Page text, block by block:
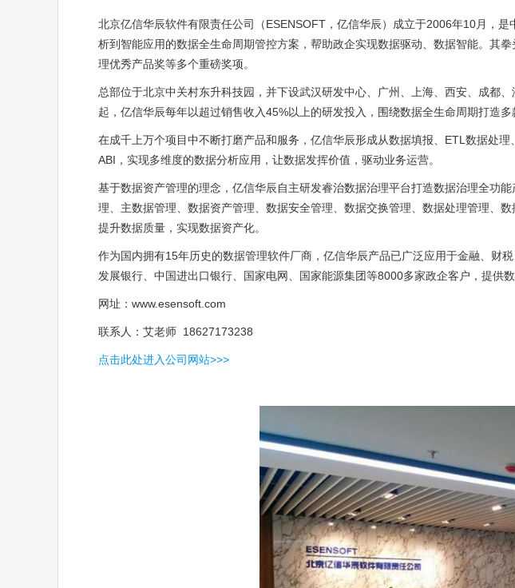
北京亿信华辰软件有限责任公司（ESENSOFT，亿信华辰）成立于2006年10月，
析到智能应用的数据全生命周期管控方案，帮助政企实现数据驱动、数据智能。其
理优秀产品奖等多个重磅奖项。
总部位于北京中关村东升科技园，并下设武汉研发中心、广州、上海、西安、成都
起，亿信华辰每年以超过销售收入45%以上的研发投入，围绕数据全生命周期打造
在成千上万个项目中不断打磨产品和服务，亿信华辰形成从数据填报、ETL数据
ABI，实现多维度的数据分析应用，让数据发挥价值，驱动业务运营。
基于数据资产管理的理念，亿信华辰自主研发睿治数据治理平台打造数据治理全功
理、主数据管理、数据资产管理、数据安全管理、数据交换管理、数据处理管理、
提升数据质量，实现数据资产化。
作为国内拥有15年历史的数据管理软件厂商，亿信华辰产品已广泛应用于金融、财
发展银行、中国进出口银行、国家电网、国家能源集团等8000多家政企客户，提供
网址： www.esensoft.com
联系人：艾老师 18627173238
点击此处进入公司网站>>>